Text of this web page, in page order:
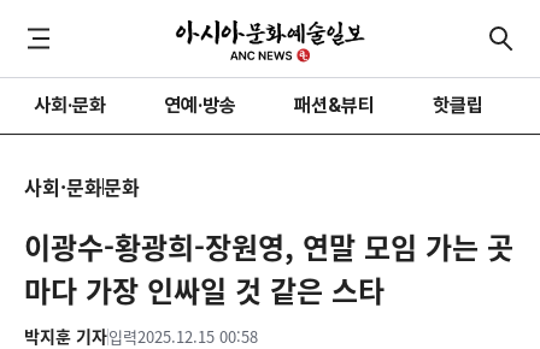
사회·문화 연예·방송 패션&뷰티 핫클립
사회·문화문화
이광수-황광희-장원영, 연말 모임 가는 곳
마다 가장 인싸일 것 같은 스타
박지훈 기자입력2025.12.15 00:58